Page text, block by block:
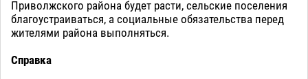
Приволжского района будет расти, сельские поселения
благоустраиваться, а социальные обязательства перед
жителями района выполняться.
Справка